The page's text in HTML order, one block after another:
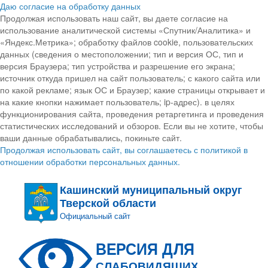
Даю согласие на обработку данных
Продолжая использовать наш сайт, вы даете согласие на
использование аналитической системы «Спутник/Аналитика» и
«Яндекс.Метрика»; обработку файлов cookie, пользовательских
данных (сведения о местоположении; тип и версия ОС, тип и
версия Браузера; тип устройства и разрешение его экрана;
источник откуда пришел на сайт пользователь; с какого сайта или
по какой рекламе; язык ОС и Браузер; какие страницы открывает и
на какие кнопки нажимает пользователь; ip-адрес). в целях
функционирования сайта, проведения ретаргетинга и проведения
статистических исследований и обзоров. Если вы не хотите, чтобы
ваши данные обрабатывались, покиньте сайт.
Продолжая использовать сайт, вы соглашаетесь с политикой в
отношении обработки персональных данных.